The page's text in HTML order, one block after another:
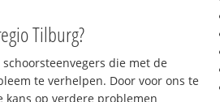
Tilburg?
die met de
te verhelpen. Door voor ons te
kans op verdere problemen